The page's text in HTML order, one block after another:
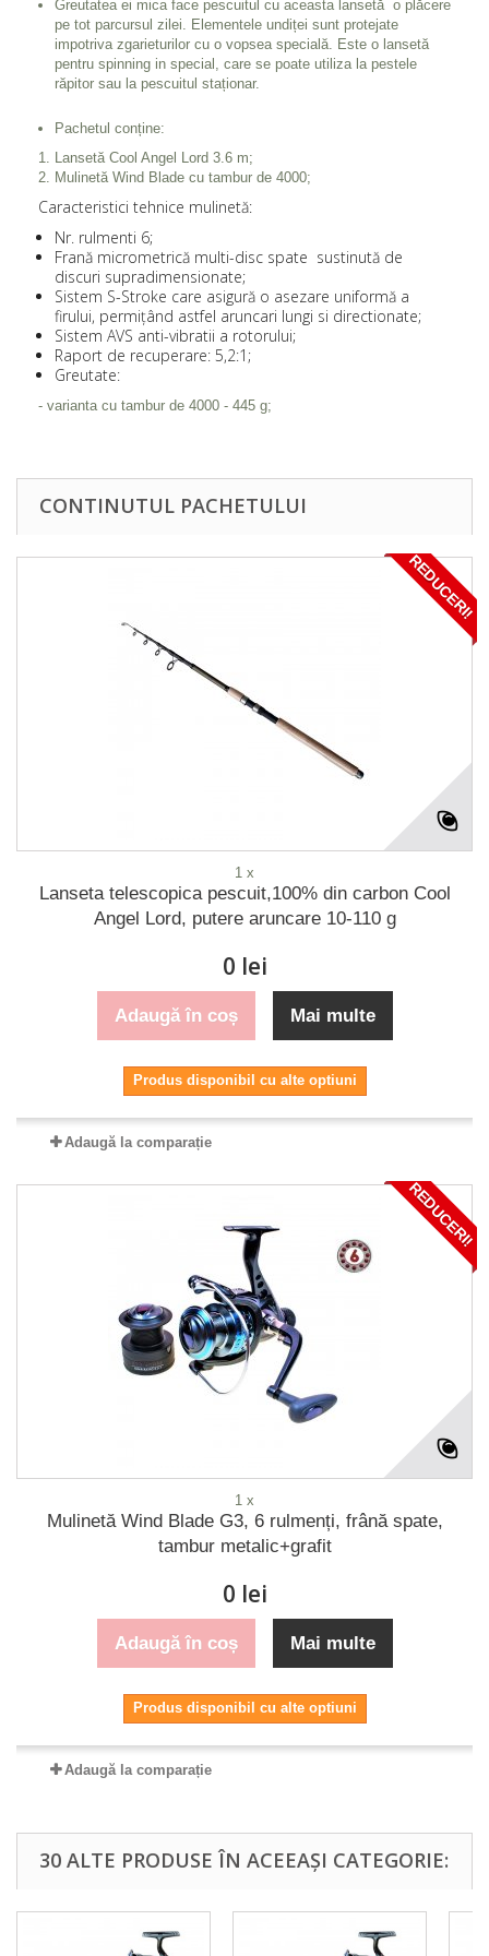
Greutatea ei mica face pescuitul cu aceasta lansetă o plăcere
pe tot parcursul zilei. Elementele undiței sunt protejate
impotriva zgarieturilor cu o vopsea specială. Este o lansetă
pentru spinning in special, care se poate utiliza la pestele
răpitor sau la pescuitul staționar.
Pachetul conține:
Lansetă Cool Angel Lord 3.6 m;
Mulinetă Wind Blade cu tambur de 4000;
Caracteristici tehnice mulinetă:
Nr. rulmenti 6;
Frană micrometrică multi-disc spate sustinută de
discuri supradimensionate;
Sistem S-Stroke care asigură o asezare uniformă a
firului, permițând astfel aruncari lungi si directionate;
Sistem AVS anti-vibratii a rotorului;
Raport de recuperare: 5,2:1;
Greutate:
- varianta cu tambur de 4000 - 445 g;
CONTINUTUL PACHETULUI
REDUCERI!
1 x
Lanseta telescopica pescuit,100% din carbon Cool
Angel Lord, putere aruncare 10-110 g
0 lei
Adaugă în coș Mai multe
Produs disponibil cu alte optiuni
Adaugă la comparație
REDUCERI!
1 x
Mulinetă Wind Blade G3, 6 rulmenți, frână spate,
tambur metalic+grafit
0 lei
Adaugă în coș Mai multe
Produs disponibil cu alte optiuni
Adaugă la comparație
30 ALTE PRODUSE ÎN ACEEAȘI CATEGORIE: